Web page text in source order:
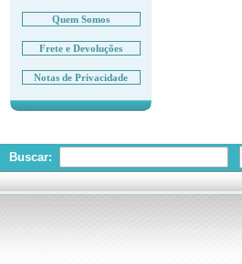
Quem Somos
Frete e Devoluções
Notas de Privacidade
Buscar: